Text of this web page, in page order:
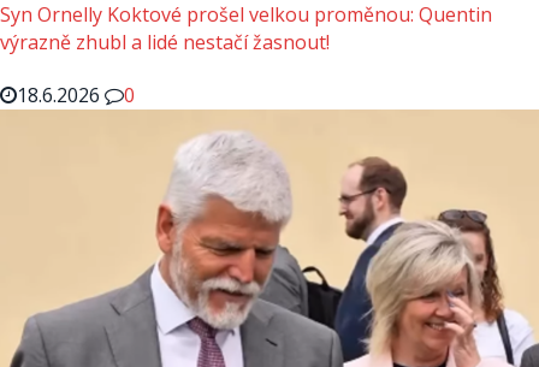
Syn Ornelly Koktové prošel velkou proměnou: Quentin
výrazně zhubl a lidé nestačí žasnout!
18.6.2026
0